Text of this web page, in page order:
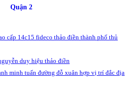
Quận 2
cấp 14c15 fideco thảo điền thành phố thủ
duy hiệu thảo điền
minh tuấn đường đỗ xuân hợp vị trí đắc địa